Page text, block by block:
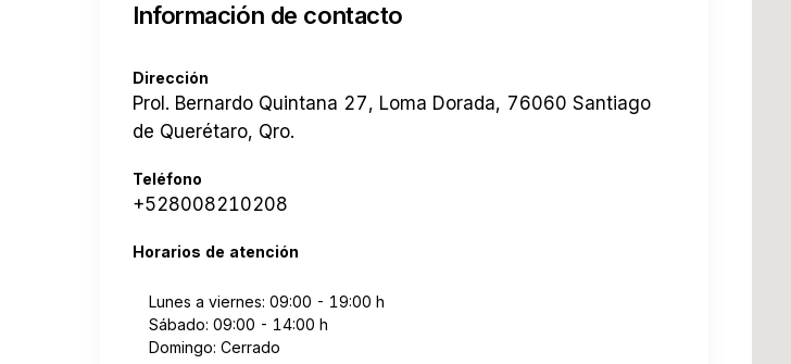
Información de contacto
Dirección
Prol. Bernardo Quintana 27, Loma Dorada, 76060 Santiago
de Querétaro, Qro.
Teléfono
+528008210208
Horarios de atención
Lunes a viernes: 09:00 - 19:00 h
Sábado: 09:00 - 14:00 h
Domingo: Cerrado